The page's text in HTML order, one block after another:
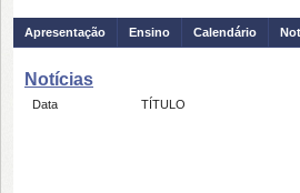
Apresentação Ensino Calendário
Notícias
Data TÍTULO